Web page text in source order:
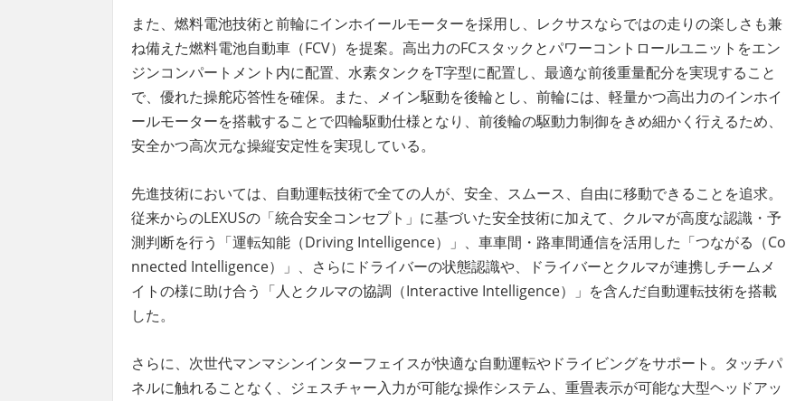
また、燃料電池技術と前輪にインホイールモーターを採用し、レクサスならではの走りの楽しさも兼
ね備えた燃料電池自動車（FCV）を提案。高出力のFCスタックとパワーコントロールユニットをエン
ジンコンパートメント内に配置、水素タンクをT字型に配置し、最適な前後重量配分を実現すること
で、優れた操舵応答性を確保。また、メイン駆動を後輪とし、前輪には、軽量かつ高出力のインホイ
ールモーターを搭載することで四輪駆動仕様となり、前後輪の駆動力制御をきめ細かく行えるため、
安全かつ高次元な操縦安定性を実現している。
先進技術においては、自動運転技術で全ての人が、安全、スムース、自由に移動できることを追求。
従来からのLEXUSの「統合安全コンセプト」に基づいた安全技術に加えて、クルマが高度な認識・予
測判断を行う「運転知能（Driving Intelligence）」、車車間・路車間通信を活用した「つながる（Co
nnected Intelligence）」、さらにドライバーの状態認識や、ドライバーとクルマが連携しチームメ
イトの様に助け合う「人とクルマの協調（Interactive Intelligence）」を含んだ自動運転技術を搭載
した。
さらに、次世代マンマシンインターフェイスが快適な自動運転やドライビングをサポート。タッチパ
ネルに触れることなく、ジェスチャー入力が可能な操作システム、重畳表示が可能な大型ヘッドアッ